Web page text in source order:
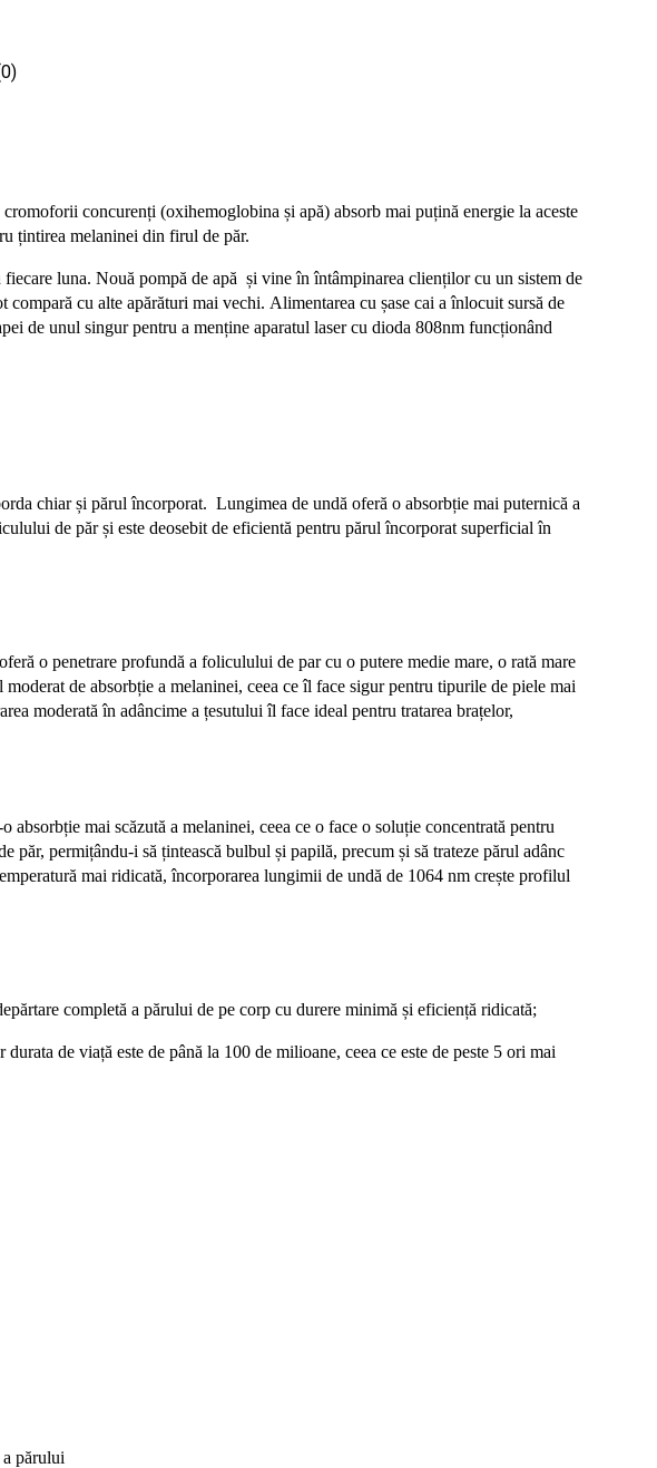
concurenți (oxihemoglobina și apă) absorb mai puțină energie la aceste
țintirea melaninei din firul de păr.
luna. Nouă pompă de apă și vine în întâmpinarea clienților cu un sistem de
compară cu alte apărături mai vechi. Alimentarea cu șase cai a înlocuit sursă de
de unul singur pentru a menține aparatul laser cu dioda 808nm funcționând
chiar și părul încorporat. Lungimea de undă oferă o absorbție mai puternică a
de păr și este deosebit de eficientă pentru părul încorporat superficial în
o penetrare profundă a foliculului de par cu o putere medie mare, o rată mare
de absorbție a melaninei, ceea ce îl face sigur pentru tipurile de piele mai
moderată în adâncime a țesutului îl face ideal pentru tratarea brațelor,
mai scăzută a melaninei, ceea ce o face o soluție concentrată pentru
permițându-i să țintească bulbul și papilă, precum și să trateze părul adânc
mai ridicată, încorporarea lungimii de undă de 1064 nm crește profilul
completă a părului de pe corp cu durere minimă și eficiență ridicată;
de viață este de până la 100 de milioane, ceea ce este de peste 5 ori mai
părului